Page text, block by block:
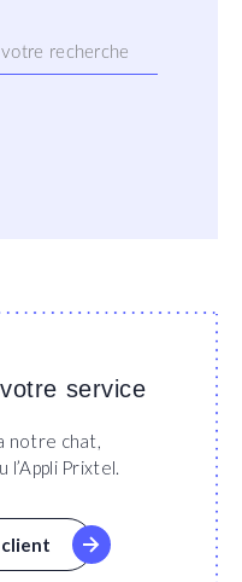
service
notre chat,
l’Appli Prixtel.
client